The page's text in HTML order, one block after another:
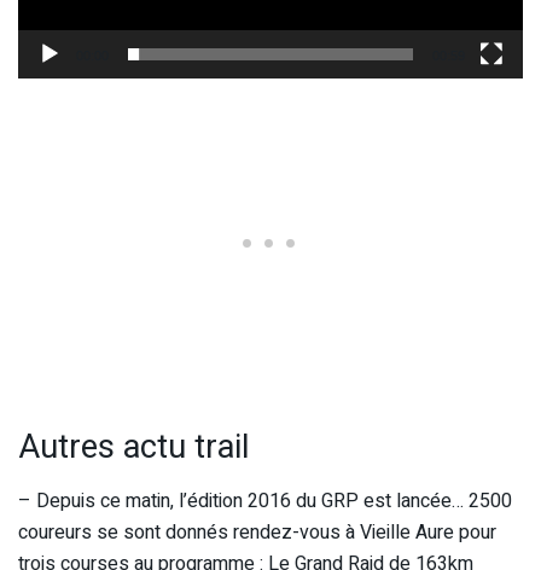
Autres actu trail
– Depuis ce matin, l’édition 2016 du GRP est lancée… 2500
coureurs se sont donnés rendez-vous à Vieille Aure pour
trois courses au programme : Le Grand Raid de 163km